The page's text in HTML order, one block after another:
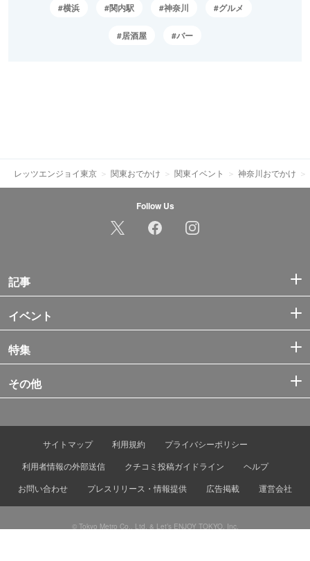
横浜 関内駅 神奈川 グルメ
居酒屋 バー
レッツエンジョイ東京 関東おでかけ 関東イベント 神奈川おでかけ
Follow Us
記事
イベント
特集
その他
サイトマップ 利用規約
プライバシーポリシー
利用者情報の外部送信
クチコミ投稿ガイドライン
ヘルプ
お問い合わせ
プレスリリース・情報提供 広告掲載 運営会社
© Tokyo Metro Co., Ltd. & Let’s ENJOY TOKYO, Inc.